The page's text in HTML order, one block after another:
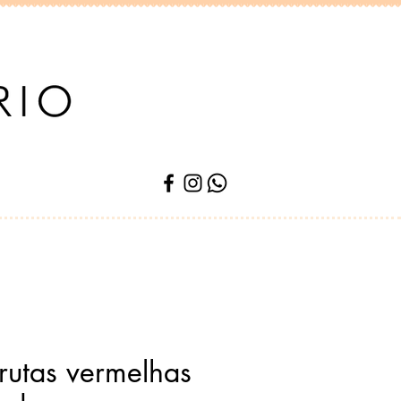
vermelhas